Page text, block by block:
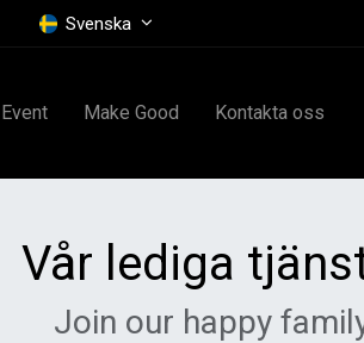
Svenska
Event Make Good Kontakta oss
Vår lediga
Join our happy